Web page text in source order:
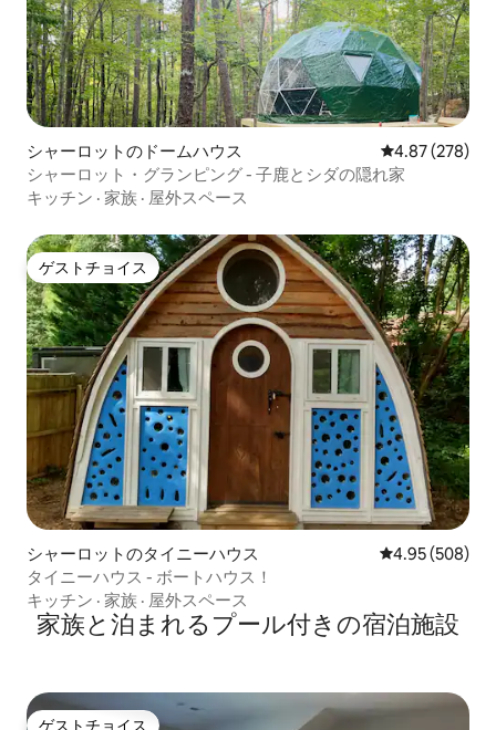
シャーロットのドームハウス レビュー278
4.87 (278)
シャーロット・グランピング - 子鹿とシダの隠れ家
キッチン · 家族 · 屋外スペース
ゲストチョイス
ゲストチョイス
シャーロットのタイニーハウス レビュー508
4.95 (508)
タイニーハウス - ボートハウス！
キッチン · 家族 · 屋外スペース
家族と泊まれるプール付きの宿泊施設
ゲストチョイス